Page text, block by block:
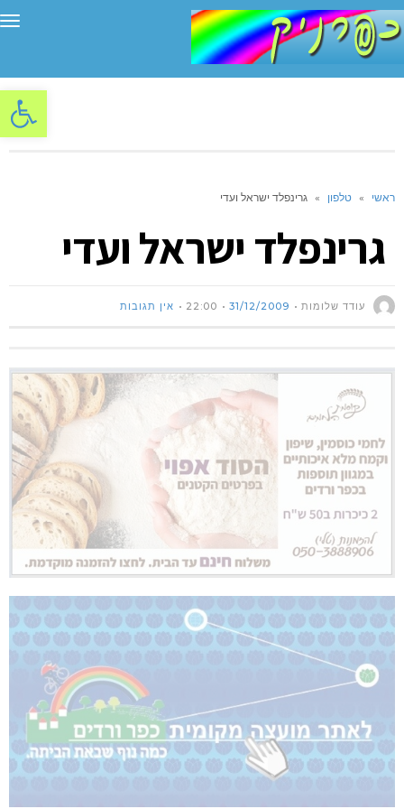
פתח
ראשי » טלפון » גרינפלד ישראל ועדי
גרינפלד ישראל ועדי
עודד שלומות 31/12/2009
22:00 אין תגובות